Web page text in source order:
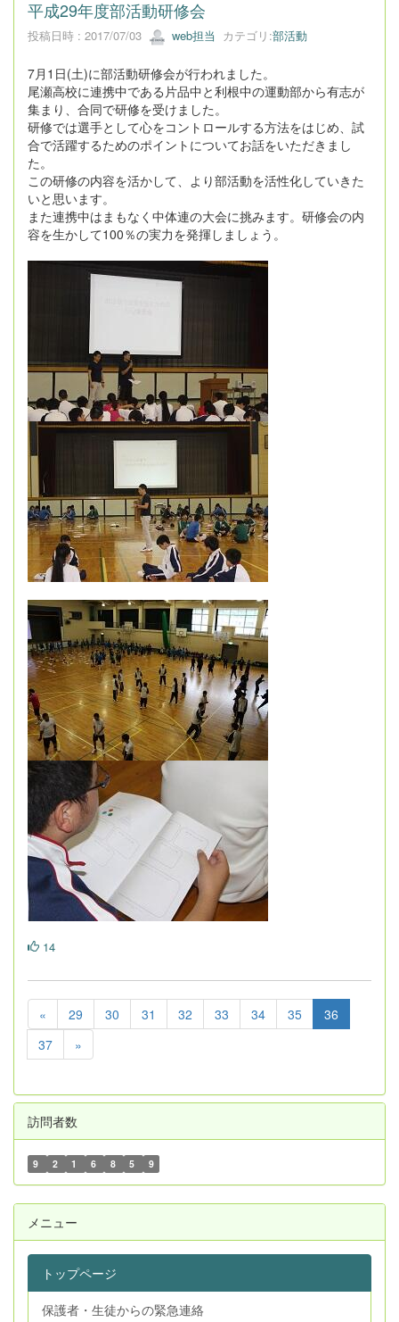
平成29年度部活動研修会
投稿日時 : 2017/07/03 web担当 カテゴリ:部活動
7月1日(土)に部活動研修会が行われました。
尾瀬高校に連携中である片品中と利根中の運動部から有志が
集まり、合同で研修を受けました。
研修では選手として心をコントロールする方法をはじめ、試
合で活躍するためのポイントについてお話をいただきまし
た。
この研修の内容を活かして、より部活動を活性化していきた
いと思います。
また連携中はまもなく中体連の大会に挑みます。研修会の内
容を生かして100％の実力を発揮しましょう。
14
« 29 30 31 32 33 34 35
36
37
»
訪問者数
9 2 1 6 8 5 9
メニュー
トップページ
保護者・生徒からの緊急連絡